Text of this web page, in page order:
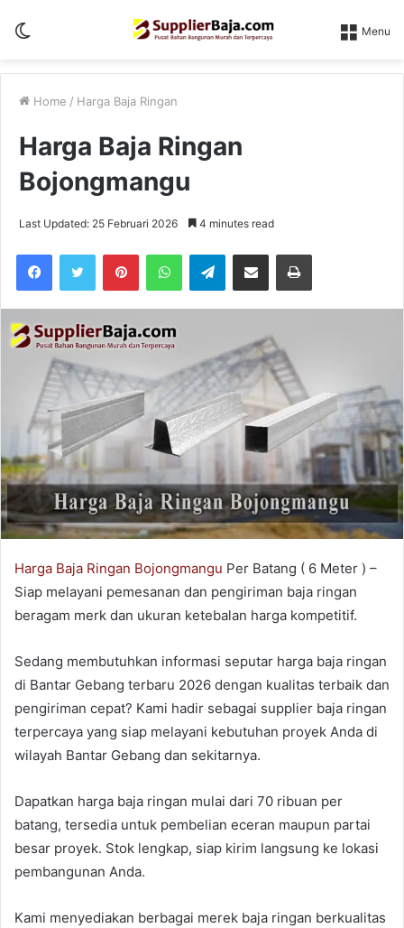
Menu
Home / Harga Baja Ringan
Harga Baja Ringan
Bojongmangu
Last Updated: 25 Februari 2026 4 minutes read
PinterestWhatsAppTelegramShare via Email Print
Harga Baja Ringan Bojongmangu Per Batang ( 6 Meter ) –
Siap melayani pemesanan dan pengiriman baja ringan
beragam merk dan ukuran ketebalan harga kompetitif.
Sedang membutuhkan informasi seputar harga baja ringan
di Bantar Gebang terbaru 2026 dengan kualitas terbaik dan
pengiriman cepat? Kami hadir sebagai supplier baja ringan
terpercaya yang siap melayani kebutuhan proyek Anda di
wilayah Bantar Gebang dan sekitarnya.
Dapatkan harga baja ringan mulai dari 70 ribuan per
batang, tersedia untuk pembelian eceran maupun partai
besar proyek. Stok lengkap, siap kirim langsung ke lokasi
pembangunan Anda.
Kami menyediakan berbagai merek baja ringan berkualitas